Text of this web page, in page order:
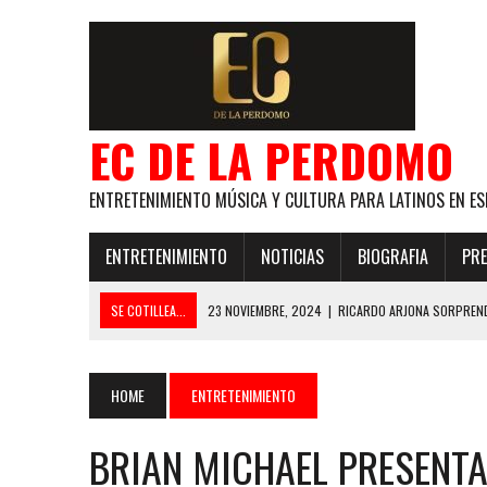
EC DE LA PERDOMO
ENTRETENIMIENTO MÚSICA Y CULTURA PARA LATINOS EN
ENTRETENIMIENTO NOTICIAS BIOGRAFIA
SE COTILLEA... 23 NOVIEMBRE, 2024 | RICARDO ARJONA
21 NOVIEMBRE, 2023 | ESLABON ARMADO SE LLEVA A CASA EL
GLOBAL ELLA BAILA SOLA
HOME ENTRETENIMIENTO
BRIAN MICHAEL